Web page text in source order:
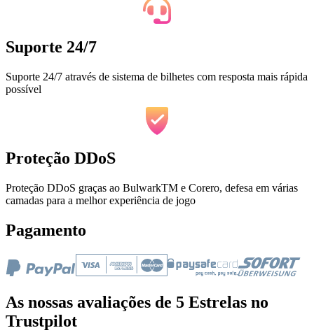
Suporte 24/7
Suporte 24/7 através de sistema de bilhetes com resposta mais rápida
possível
Proteção DDoS
Proteção DDoS graças ao BulwarkTM e Corero, defesa em várias
camadas para a melhor experiência de jogo
Pagamento
As nossas avaliações de 5 Estrelas no
Trustpilot